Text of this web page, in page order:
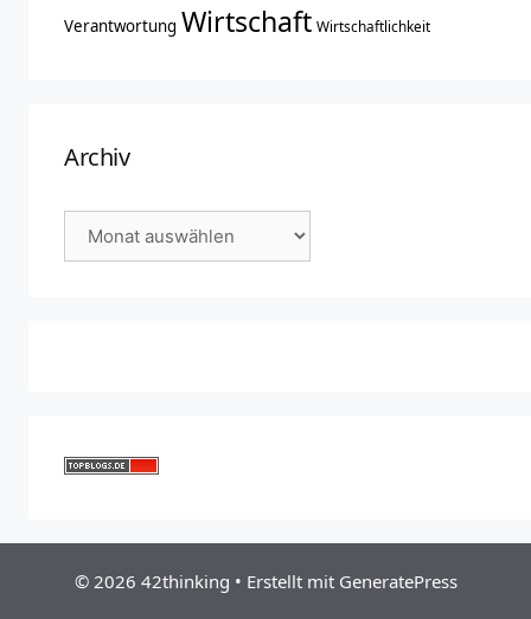
Verantwortung Wirtschaft Wirtschaftlichkeit
Archiv
Archiv
© 2026 42thinking • Erstellt mit GeneratePress